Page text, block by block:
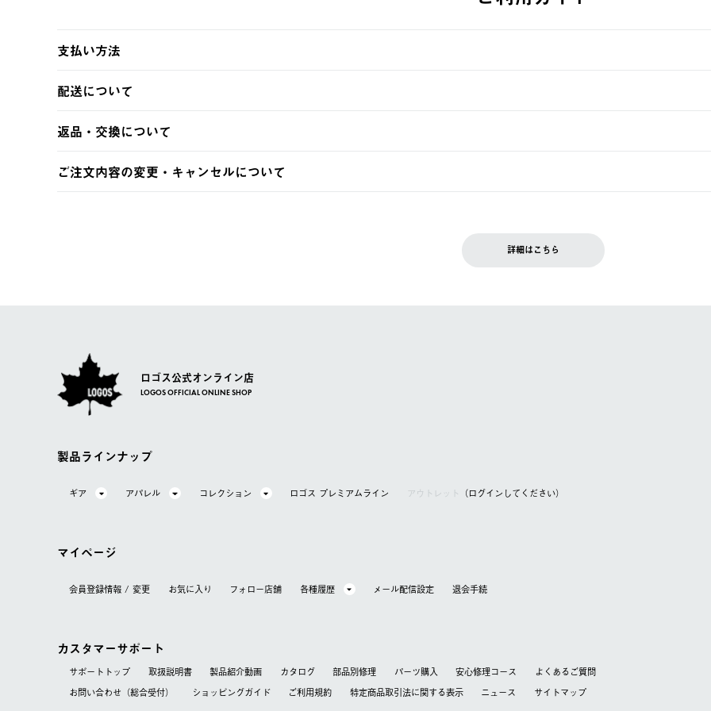
支払い方法
・クレジットカード決済
・Pay-easy決済
配送について
ご注文・ご入金完了より2営業日以内に商品を発送いたします。
※予約販売・長期連休期間中のご注文は除く（別途スケジュールをご案内いたします。）
返品・交換について
ご注文内容の変更・キャンセルについて
詳細はこちら
ロゴス公式オンライン店
LOGOS OFFICIAL ONLINE SHOP
製品ラインナップ
ギア アパレル コレクション ロゴス プレミアムライン アウトレット （ログインしてください）
マイページ
会員登録情報 / 変更 お気に⼊り フォロー店舗 各種履歴 メール配信設定 退会⼿続
カスタマーサポート
サポートトップ 取扱説明書 製品紹介動画 カタログ 部品別修理 パーツ購入 安心修理コース
よくあるご質問
お問い合わせ（総合受付）
ショッピングガイド ご利用規約 特定商品取引法に関する表⽰ ニュース サイトマップ